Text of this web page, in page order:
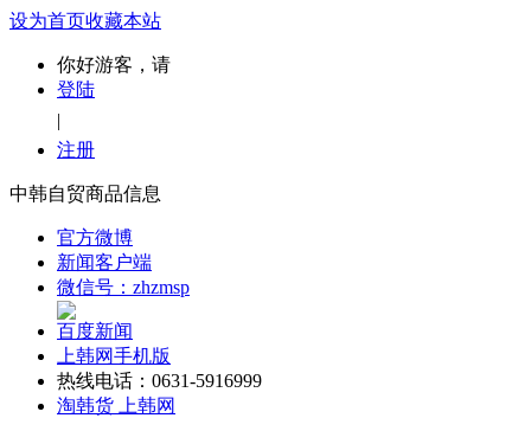
设为首页收藏本站
你好游客，请
登陆
|
注册
中韩自贸商品信息
官方微博
新闻客户端
微信号：zhzmsp
百度新闻
上韩网手机版
热线电话：0631-5916999
淘韩货 上韩网